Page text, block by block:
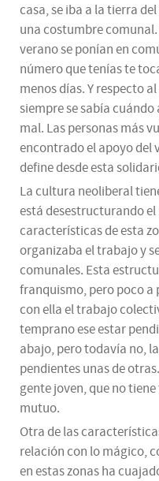
casa, se iba a la tierra
una costumbre
verano se ponían en
número que tenías te
menos días. Y respecto
siempre se sabía
mal. Las personas más
encontrado el apoyo del
define desde esta
La cultura neoliberal
está desestructurando
características de esta
organizaba el trabajo y
comunales. Esta
franquismo, pero poco a
con ella el trabajo
temprano ese estar
abajo, pero todavía no,
pendientes unas de
gente joven, que no
mutuo.
Otra de las
relación con lo mágico,
en estas zonas ha